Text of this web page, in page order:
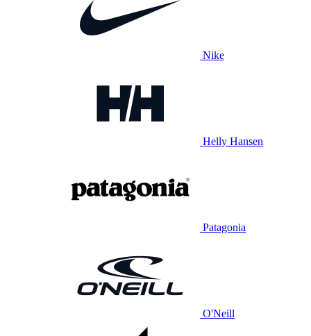
Nike
Helly Hansen
Patagonia
O'Neill